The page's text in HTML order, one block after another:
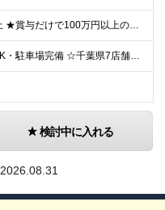
★月給30万円以上 ★賞与だけで100万円以上の支給実績も ★1年で年収1000万円のメンバー在籍 ★インセンティブで月20万円獲得した実績も 月給30万円～50万円＋賞与年1回（最大3カ月分）＋イ
☆マイカー通勤OK・駐車場完備 ☆千葉県7店舗で募集 ☆2026年新店舗立ち上げ店舗あり ☆転勤なし 本社、もしくは以下店舗での勤務になります。 【本社】 千葉県印旛郡酒々井町本佐倉457-2
検討中に入れる
2026.08.31